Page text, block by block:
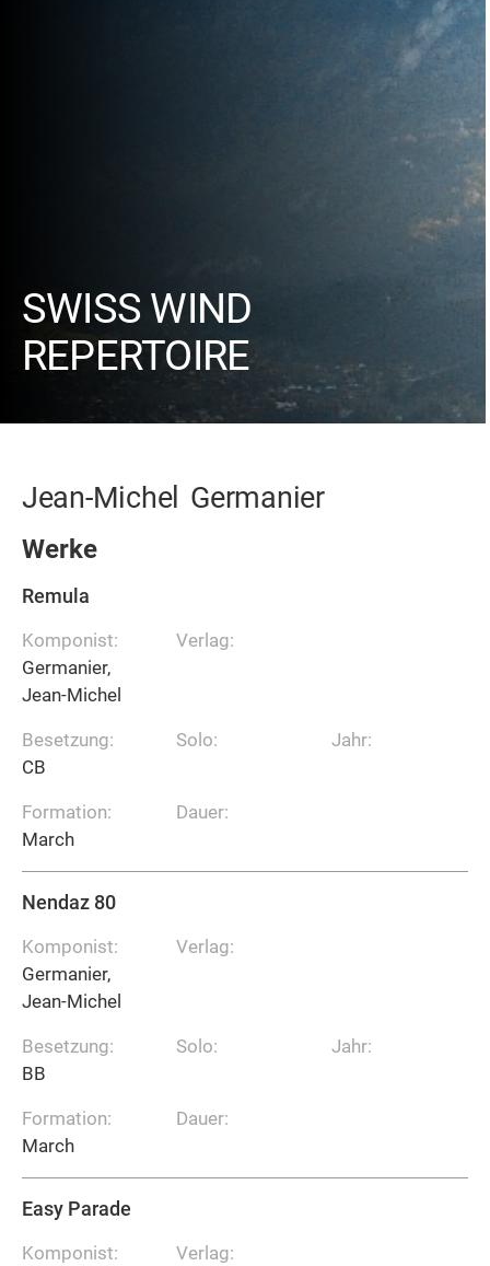
SWISS WIND
REPERTOIRE
Jean-Michel Germanier
Werke
Remula
Komponist:
Germanier,
Jean-Michel
Besetzung:
CB
Formation:
March
Verlag:
Solo:
Dauer:
Jahr:
Nendaz 80
Komponist:
Germanier,
Jean-Michel
Besetzung:
BB
Formation:
March
Verlag:
Solo:
Dauer:
Jahr:
Easy Parade
Komponist:
Verlag: